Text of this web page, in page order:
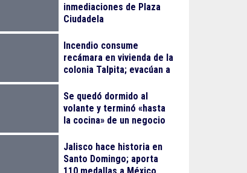
inmediaciones de Plaza
Ciudadela
Incendio consume
recámara en vivienda de la
colonia Talpita; evacúan a
Se quedó dormido al
volante y terminó «hasta
la cocina» de un negocio
Jalisco hace historia en
Santo Domingo; aporta